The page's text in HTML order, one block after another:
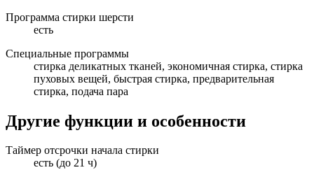
Программа стирки шерсти
есть
Специальные программы
стирка деликатных тканей, экономичная стирка, стирка
пуховых вещей, быстрая стирка, предварительная
стирка, подача пара
Другие функции и особенности
Таймер отсрочки начала стирки
есть (до 21 ч)